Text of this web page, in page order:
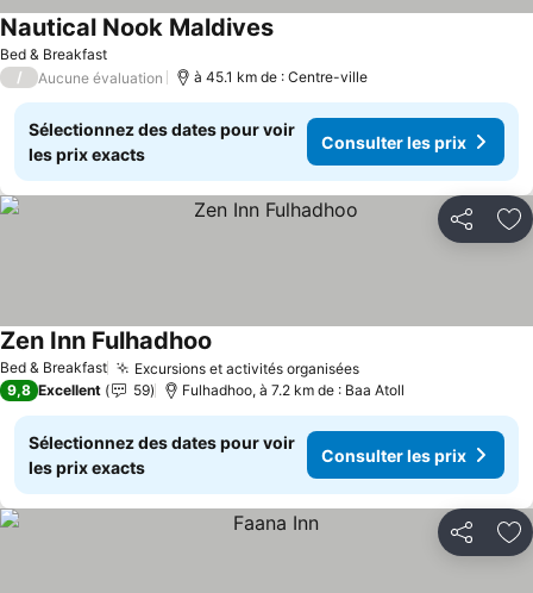
Bed & Breakfast
Nautical Nook Maldives
/ Aucune évaluation à 45.1 km de : Centre-ville
Sélectionnez des dates pour voir
les prix exacts
Consulter les prix
Partager
Bed & Breakfast Excursions et activités organisées
Zen Inn Fulhadhoo
9,8 Excellent 59 Fulhadhoo, à 7.2 km de : Baa Atoll
Sélectionnez des dates pour voir
les prix exacts
Consulter les prix
Partager